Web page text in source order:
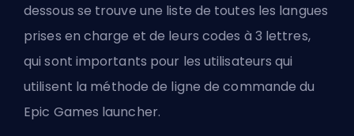
dessous se trouve une liste de toutes les langues
prises en charge et de leurs codes à 3 lettres,
qui sont importants pour les utilisateurs qui
utilisent la méthode de ligne de commande du
Epic Games launcher.